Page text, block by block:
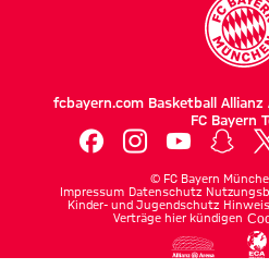
fcbayern.com Basketball Allianz
FC Bayern
© FC Bayern
Impressum Datenschutz
Kinder- und Jugendschutz
Verträge hier kündigen